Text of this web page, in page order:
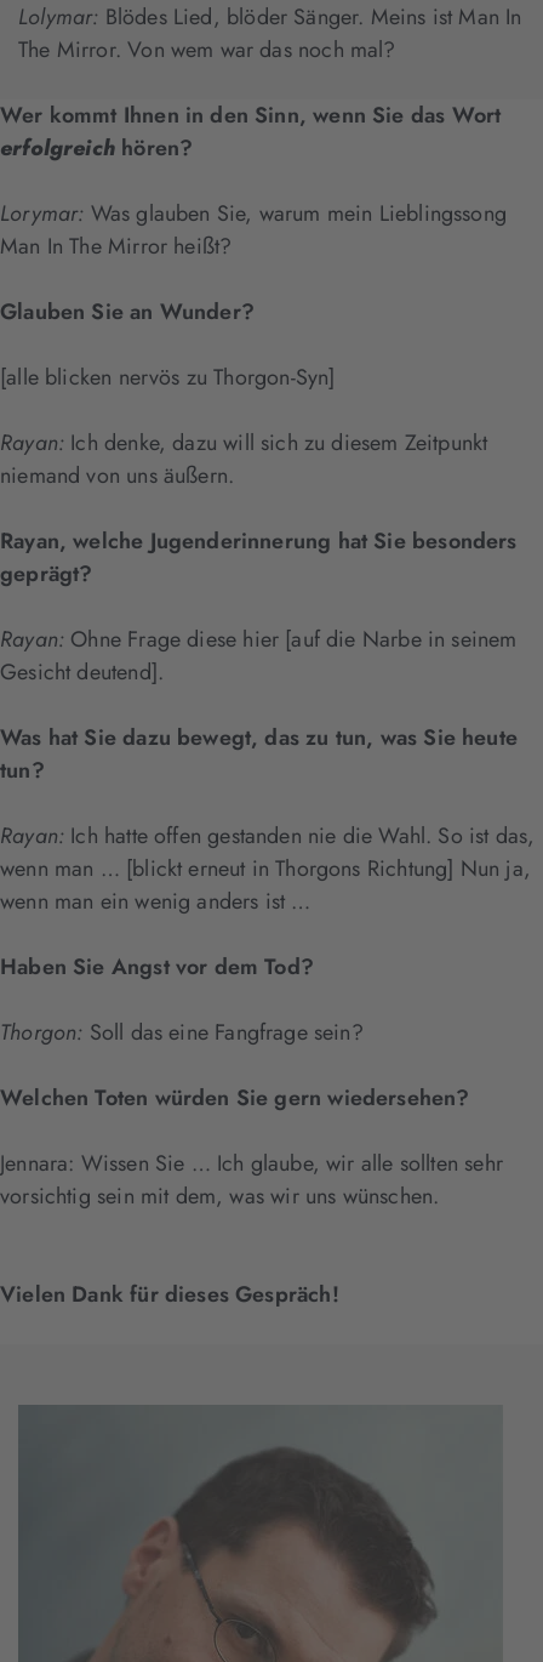
Lolymar: Blödes Lied, blöder Sänger. Meins ist Man In
The Mirror. Von wem war das noch mal?
Wer kommt Ihnen in den Sinn, wenn Sie das Wort
erfolgreichhören?
Lorymar: Was glauben Sie, warum mein Lieblingssong
Man In The Mirror heißt?
Glauben Sie an Wunder?
[alle blicken nervös zu Thorgon-Syn]
Rayan: Ich denke, dazu will sich zu diesem Zeitpunkt
niemand von uns äußern.
Rayan, welche Jugenderinnerung hat Sie besonders
geprägt?
Rayan: Ohne Frage diese hier [auf die Narbe in seinem
Gesicht deutend].
Was hat Sie dazu bewegt, das zu tun, was Sie heute
tun?
Rayan: Ich hatte offen gestanden nie die Wahl. So ist das,
wenn man … [blickt erneut in Thorgons Richtung] Nun ja,
wenn man ein wenig anders ist …
Haben Sie Angst vor dem Tod?
Thorgon: Soll das eine Fangfrage sein?
Welchen Toten würden Sie gern wiedersehen?
Jennara: Wissen Sie … Ich glaube, wir alle sollten sehr
vorsichtig sein mit dem, was wir uns wünschen.
Vielen Dank für dieses Gespräch!